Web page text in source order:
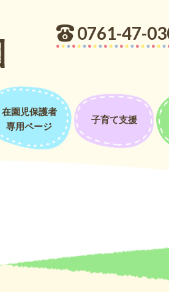
0761-47-
在園児保護者
専用ページ
子育て支援
い子どもたち。普段見ることが出来な